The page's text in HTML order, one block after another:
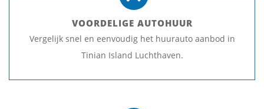
VOORDELIGE AUTOHUUR
Vergelijk snel en eenvoudig het huurauto aanbod in
Tinian Island Luchthaven.